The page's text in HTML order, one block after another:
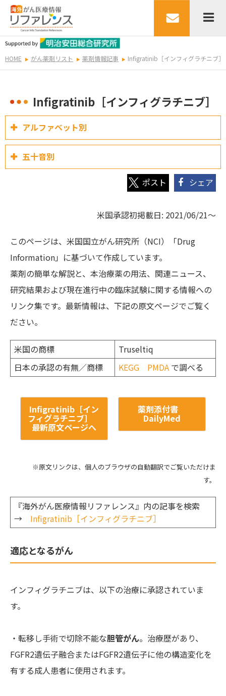
HOME がん薬剤リスト 薬剤情報記事 Infigratinib［インフィグラチニブ］
Infigratinib［インフィグラチニブ］
アルファベット別
五十音別
シェア
米国承認初掲載日: 2021/06/21～
このページは、米国国立がん研究所（NCI）「Drug
Information」に基づいて作成しています。
薬剤の簡単な解説と、本治療薬の用法、関連ニュース、
研究結果および現在進行中の臨床試験に関する情報への
リンク集です。最新情報は、下記の原文ページでご覧く
ださい。
米国の商標
Truseltiq
日本の承認の有無／商標
KEGG PMDA で調べる
Infigratinib［イン
フィグラチニブ］
最新原文ページへ
薬剤添付書
DailyMed
※原文リンクは、個人のブラウザの自動翻訳でご覧いただけま
す。
『海外がん医療情報リファレンス』内の記事を検索
→ Infigratinib［インフィグラチニブ］
適応となるがん
インフィグラチニブは、以下の治療に承認されていま
す。
・転移し手術で切除不能な胆管がん。治療歴があり、
FGFR2遺伝子融合またはFGFR2遺伝子に他の構造変化を
有する成人患者に使用されます。